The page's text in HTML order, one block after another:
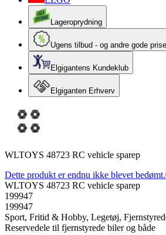
Lageroprydning
Ugens tilbud - og andre gode
Elgigantens Kundeklub
Elgiganten Erhverv
WLTOYS 48723 RC vehicle sparep
Dette produkt er endnu ikke blevet bedømt.
WLTOYS 48723 RC vehicle sparep
199947
199947
Sport, Fritid & Hobby, Legetøj,
Reservedele til fjernstyrede biler og både